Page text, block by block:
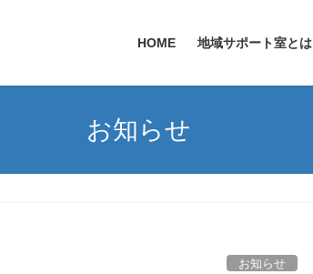
HOME 地域サポート室とは
お知らせ
お知らせ